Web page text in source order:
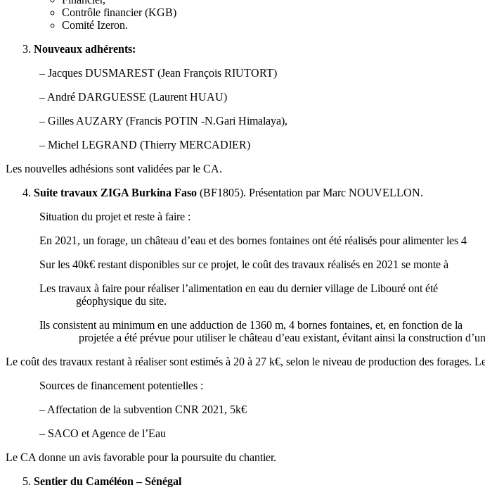
Contrôle financier (KGB)
Comité Izeron.
Nouveaux adhérents:
– Jacques DUSMAREST (Jean François RIUTORT)
– André DARGUESSE (Laurent HUAU)
– Gilles AUZARY (Francis POTIN -N.Gari Himalaya),
– Michel LEGRAND (Thierry MERCADIER)
Les nouvelles adhésions sont validées par le CA.
Suite travaux ZIGA Burkina Faso (BF1805). Présentation par Marc NOUVELLON.
Situation du projet et reste à faire :
En 2021, un forage, un château d’eau et des bornes fontaines ont été réalisés pour alimenter les
Sur les 40k€ restant disponibles sur ce projet, le coût des travaux réalisés en 2021 se monte
Les travaux à faire pour réaliser l’alimentation en eau du dernier village de Libouré ont été
géophysique du site.
Ils consistent au minimum en une adduction de 1360 m, 4 bornes fontaines, et, en fonction de la
projetée a été prévue pour utiliser le château d’eau existant, évitant ainsi la construction d’un
Le coût des travaux restant à réaliser sont estimés à 20 à 27 k€, selon le niveau de production des
Sources de financement potentielles :
– Affectation de la subvention CNR 2021, 5k€
– SACO et Agence de l’Eau
Le CA donne un avis favorable pour la poursuite du chantier.
Sentier du Caméléon – Sénégal